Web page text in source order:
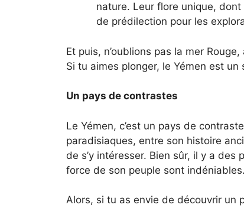
nature. Leur flore unique, dont
de prédilection pour les
Et puis, n’oublions pas la mer
Si tu aimes plonger, le Yémen est
Un pays de contrastes
Le Yémen, c’est un pays de
paradisiaques, entre son histoire
de s’y intéresser. Bien sûr, il y a
force de son peuple sont indéniables.
Alors, si tu as envie de découvrir un